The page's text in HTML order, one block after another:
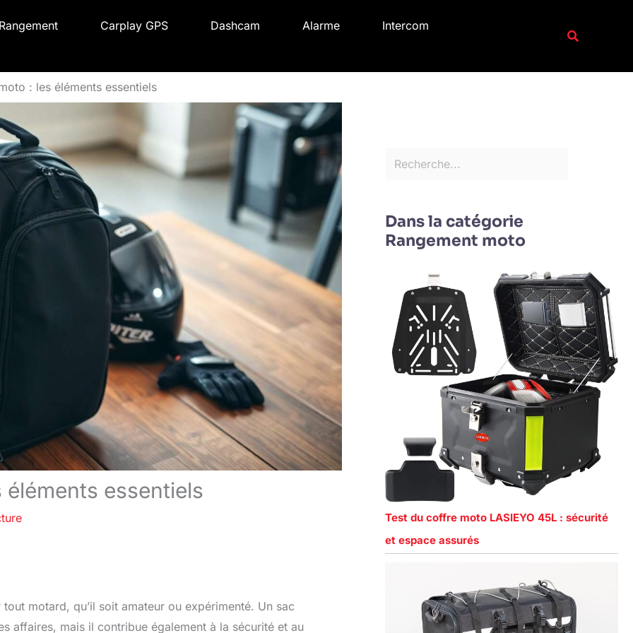
Rangement Carplay GPS Dashcam Alarme
Intercom
: les éléments essentiels
essentiels
motard, qu’il soit amateur ou expérimenté. Un sac
affaires, mais il contribue également à la sécurité et au
e
rDans la catégorie
Rangement moto
Test du coffre moto LASIEYO 45L : sécurité
et espace assurés